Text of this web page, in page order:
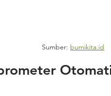
Sumber: bumikita.id